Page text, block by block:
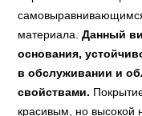
материала.Данный
основания,
в обслуживании и
свойствами.
красивым, но высокой